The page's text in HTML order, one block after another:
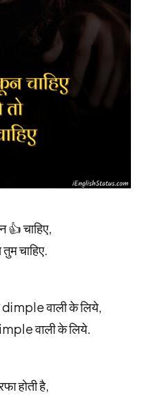
👍 चाहिए,
चाहिए.
dimple वाली के लिये,
वाली के लिये.
होती है,